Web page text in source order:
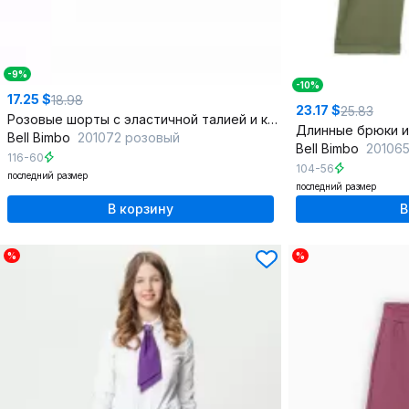
-9%
17.25 $18.98
Розовые шорты с эластичной талией и капсульным дизайном
Bell Bimbo 201072 розовый
116-60
последний размер
В корзину
-10%
23.17 $25.83
Bell Bimbo
104-56
последний размер
% %